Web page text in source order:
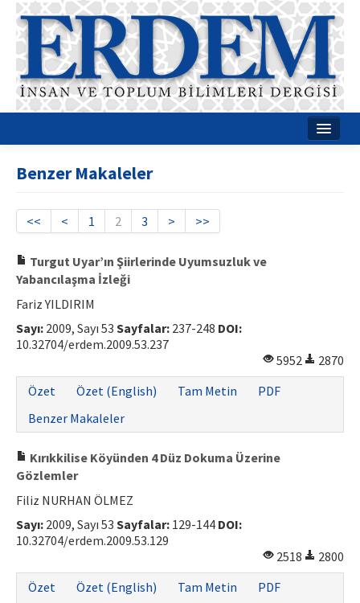
Dergi Kurulları
Yayın Politikaları
İletişim
ISSN: 1010-867X · e-ISSN: 2667-8713
Benzer Makaleler
<< < 1 2 3 > >>
Turgut Uyar’ın Şiirlerinde Uyumsuzluk ve
Yabancılaşma İzleği
Fariz YILDIRIM
Sayı: 2009, Sayı 53 Sayfalar: 237-248 DOI:
10.32704/erdem.2009.53.237
5952
2870
Özet
Özet (English) Tam Metin
PDF
Benzer Makaleler
Kırıkkilise Köyünden 4 Düz Dokuma Üzerine
Gözlemler
Filiz NURHAN ÖLMEZ
Sayı: 2009, Sayı 53 Sayfalar: 129-144 DOI:
10.32704/erdem.2009.53.129
2518
2800
Özet
Özet (English) Tam Metin
PDF